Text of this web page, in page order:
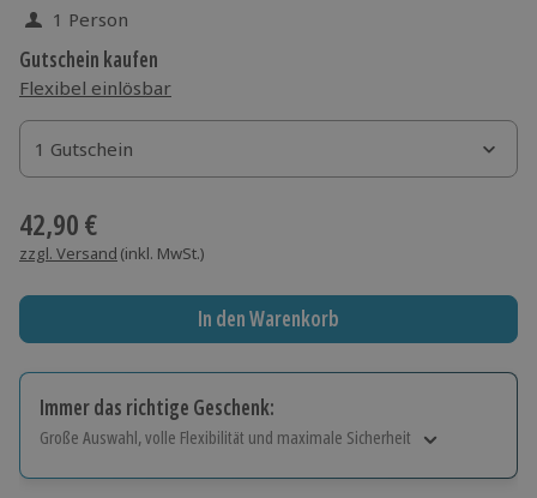
1 Person
Gutschein kaufen
Flexibel einlösbar
1 Gutschein
1 Gutschein
1 Gutschein
42,90 €
zzgl. Versand (inkl. MwSt.)
In den Warenkorb
Immer das richtige Geschenk:
Große Auswahl, volle Flexibilität und maximale Sicherheit